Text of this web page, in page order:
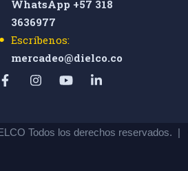
WhatsApp +57 318
3636977
Escríbenos:
mercadeo@dielco.co
Todos los derechos reservados. |